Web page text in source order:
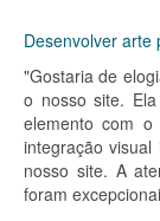
Desenvolver arte
"Gostaria de
o nosso site.
elemento com
integração
nosso site. A
foram